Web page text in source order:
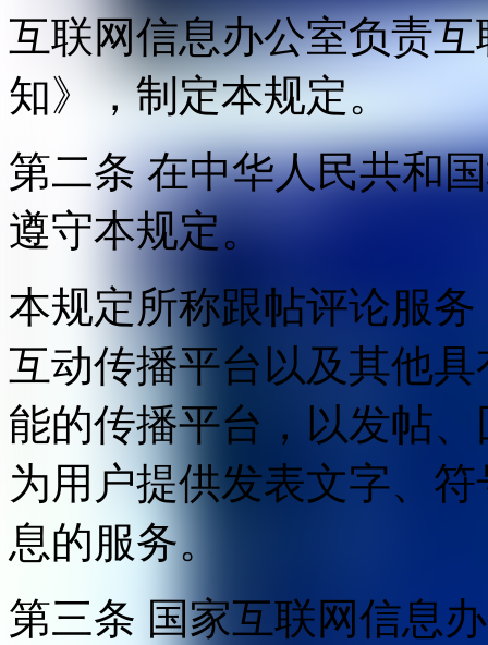
互联网信息办公室负责
知》，制定本规定。
第二条 在中华人民共和
遵守本规定。
本规定所称跟帖评论服
互动传播平台以及其他
能的传播平台，以发帖
为用户提供发表文字、
息的服务。
第三条 国家互联网信息